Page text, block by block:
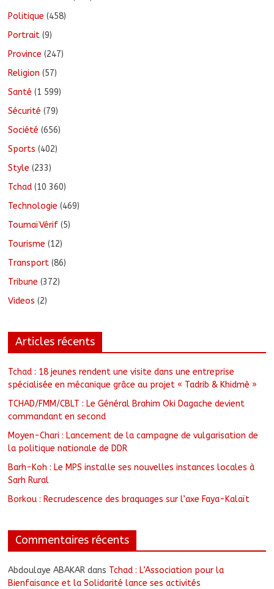
Politique (458)
Portrait (9)
Province (247)
Religion (57)
Santé (1 599)
Sécurité (79)
Société (656)
Sports (402)
Style (233)
Tchad (10 360)
Technologie (469)
ToumaïVérif (5)
Tourisme (12)
Transport (86)
Tribune (372)
Videos (2)
Articles récents
Tchad : 18 jeunes rendent une visite dans une entreprise
spécialisée en mécanique grâce au projet « Tadrib & Khidmè »
TCHAD/FMM/CBLT : Le Général Brahim Oki Dagache devient
commandant en second
Moyen-Chari : Lancement de la campagne de vulgarisation de
la politique nationale de DDR
Barh-Koh : Le MPS installe ses nouvelles instances locales à
Sarh Rural
Borkou : Recrudescence des braquages sur l’axe Faya-Kalaït
Commentaires récents
Abdoulaye ABAKAR dans Tchad : L’Association pour la
Bienfaisance et la Solidarité lance ses activités